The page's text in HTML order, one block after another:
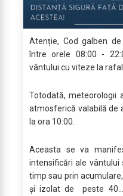
Atenție, Cod galben
între orele 08:00 -
vântului cu viteze la
Totodată, meteorologii
atmosferică valabilă de
la ora 10:00.
Aceasta se va
intensificări ale vântului
timp sau prin
și izolat de peste